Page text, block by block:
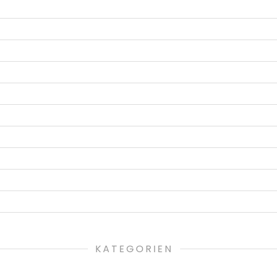
KATEGORIEN